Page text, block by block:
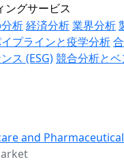
ングサービス
析経済分析業界分析
プラインと疫学分析
ス (ESG)競合分析と
and